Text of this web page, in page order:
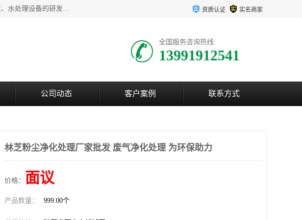
西安超润环境科技有限公司一般经营项目：净化设备、厨房设备、五金机电设备、不锈钢制品、彩钢夹心板、水处理设备的研发、销售；空气净化设备、办公设备、通风设备、建筑材料、金属材料的销售；净化工程、钢结构工程、机电设备工程的设计与施工及技术咨询服务；货物及技术的进出口的业务经营。 资质认证 实名商家
全国服务咨询热线:
13991912541
公司动态 客户案例 联系方式
林芝粉尘净化处理厂家批发 废气净化处理 为环保助力
价格： 面议
产品数量： 999.00个